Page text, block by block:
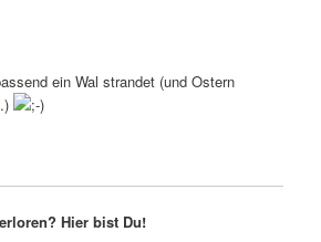
ein Wal strandet (und Ostern
Hier bist Du!